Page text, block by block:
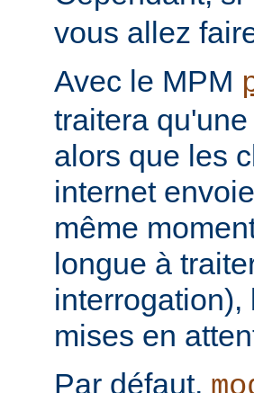
vous allez
Avec le MPM
traitera
alors que les
internet
même
longue à
interrogation),
mises en
Par défaut,